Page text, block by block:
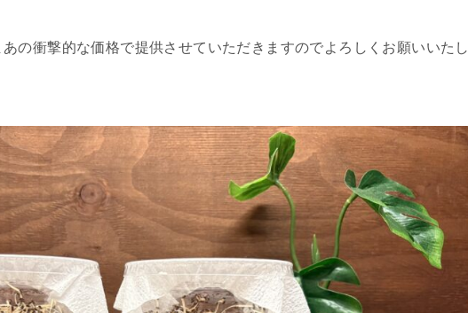
の衝撃的な価格で提供させていただきますのでよろしくお願いいたし